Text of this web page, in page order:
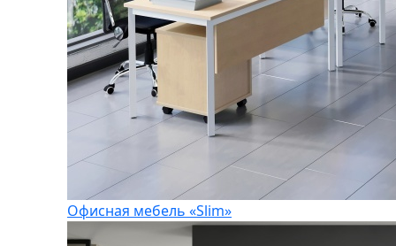
Офисная мебель «Slim»